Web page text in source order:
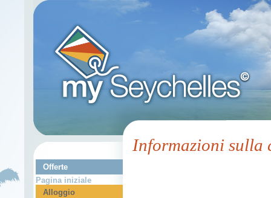
Offerte
Pagina iniziale
Alloggio
Informazioni sulla